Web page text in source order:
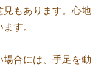
見もあります。心地
す。
合には、手足を動